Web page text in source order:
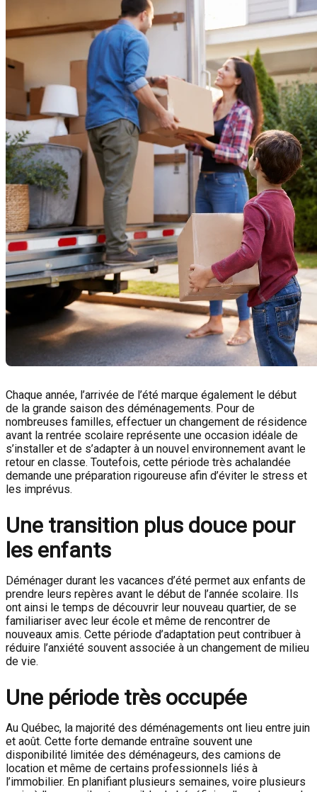
Chaque année, l’arrivée de l’été marque également le début
de la grande saison des déménagements. Pour de
nombreuses familles, effectuer un changement de résidence
avant la rentrée scolaire représente une occasion idéale de
s’installer et de s’adapter à un nouvel environnement avant le
retour en classe. Toutefois, cette période très achalandée
demande une préparation rigoureuse afin d’éviter le stress et
les imprévus.
Une transition plus douce pour
les enfants
Déménager durant les vacances d’été permet aux enfants de
prendre leurs repères avant le début de l’année scolaire. Ils
ont ainsi le temps de découvrir leur nouveau quartier, de se
familiariser avec leur école et même de rencontrer de
nouveaux amis. Cette période d’adaptation peut contribuer à
réduire l’anxiété souvent associée à un changement de milieu
de vie.
Une période très occupée
Au Québec, la majorité des déménagements ont lieu entre juin
et août. Cette forte demande entraîne souvent une
disponibilité limitée des déménageurs, des camions de
location et même de certains professionnels liés à
l’immobilier. En planifiant plusieurs semaines, voire plusieurs